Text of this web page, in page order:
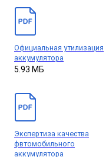
Официальная утилизация
аккумулятора
5.93 МБ
Экспертиза качества
фвтомобильного
аккумулятора